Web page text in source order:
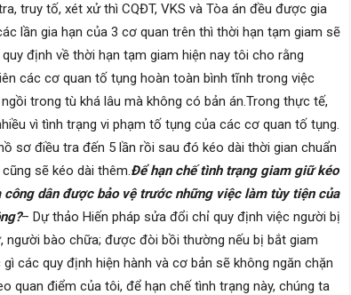
truy tố, xét xử thì CQĐT, VKS và Tòa án đều được gia
lần gia hạn của 3 cơ quan trên thì thời hạn tạm giam sẽ
định về thời hạn tạm giam hiện nay tôi cho rằng
các cơ quan tố tụng hoàn toàn bình tĩnh trong việc
trong tù khá lâu mà không có bản án.Trong thực tế,
vì tình trạng vi phạm tố tụng của các cơ quan tố tụng.
sơ điều tra đến 5 lần rồi sau đó kéo dài thời gian chuẩn
sẽ kéo dài thêm.Để hạn chế tình trạng giam giữ kéo
công dân được bảo vệ trước những việc làm tùy tiện của
– Dự thảo Hiến pháp sửa đổi chỉ quy định việc người bị
bào chữa; được đòi bồi thường nếu bị bắt giam
các quy định hiện hành và cơ bản sẽ không ngăn chặn
quan điểm của tôi, để hạn chế tình trạng này, chúng ta